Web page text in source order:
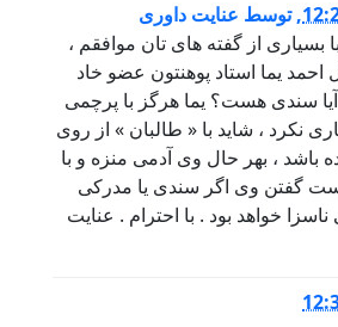
,توسط عنايت داوری
بسياری از گفته های تان موافقم ،
احمد يما استاد پوهنتون عضو خاد
آيا سندی هست؟ يما هرگز با پرچمی
نکرد ، شايد با « طالبان » از روی
باشد ، بهر حال وی آدمی منزه و با
گفتن وی اگر سندی يا مدرکی
ناسزا خواهد بود . با احترام . عنايت